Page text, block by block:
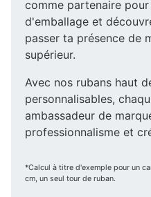
comme partenaire
d'emballage et
passer ta présence de
supérieur.
Avec nos rubans haut
personnalisables,
ambassadeur de
professionnalisme et
*Calcul à titre d'exemple pour un
cm, un seul tour de ruban.